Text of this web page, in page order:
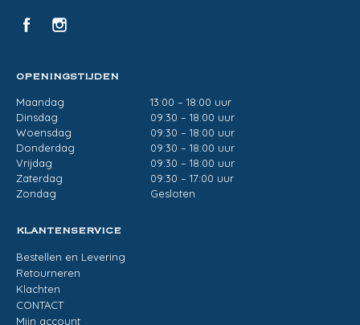
OPENINGSTIJDEN
Maandag
13:00 – 18:00 uur
Dinsdag
09:30 – 18:00 uur
Woensdag
09:30 – 18:00 uur
Donderdag
09:30 – 18:00 uur
Vrijdag
09:30 – 18:00 uur
Zaterdag
09:30 – 17:00 uur
Zondag
Gesloten
KLANTENSERVICE
Bestellen en Levering
Retourneren
Klachten
CONTACT
Mijn account